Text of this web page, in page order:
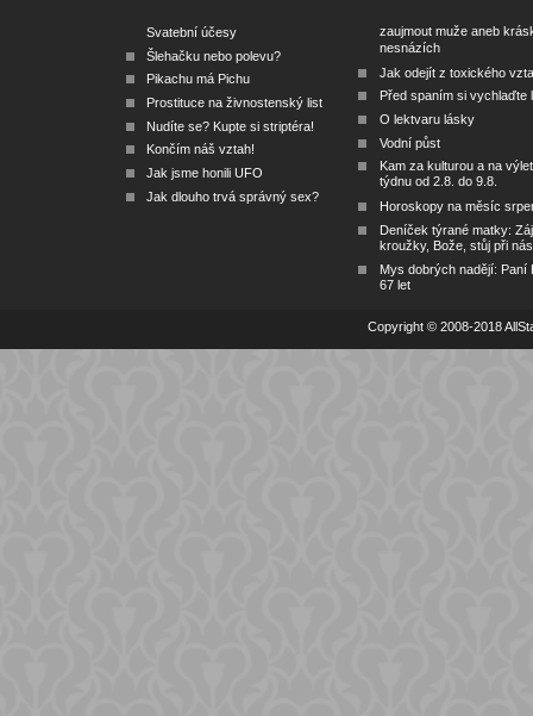
Svatební účesy
Šlehačku nebo polevu?
Pikachu má Pichu
Prostituce na živnostenský list
Nudíte se? Kupte si striptéra!
Končím náš vztah!
Jak jsme honili UFO
Jak dlouho trvá správný sex?
zaujmout muže aneb
nesnázích
Jak odejít z toxického
Před spaním si vychlaďte
O lektvaru lásky
Vodní půst
Kam za kulturou a na
týdnu od 2.8. do 9.8.
Horoskopy na měsíc
Deníček týrané matky:
kroužky, Bože, stůj při nás
Mys dobrých nadějí: Paní
67 let
Copyright © 2008-2018